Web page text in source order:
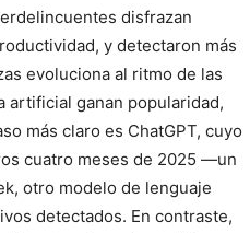
disfrazan
y detectaron más
evoluciona al ritmo de las
artificial ganan popularidad,
más claro es ChatGPT, cuyo
cuatro meses de 2025 —un
otro modelo de lenguaje
detectados. En contraste,